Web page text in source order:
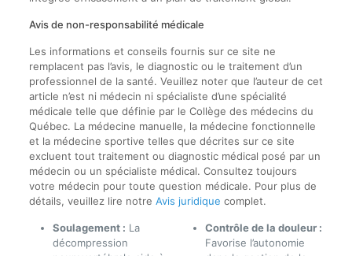
Avis de non-responsabilité médicale
Les informations et conseils fournis sur ce site ne
remplacent pas l’avis, le diagnostic ou le traitement d’un
professionnel de la santé. Veuillez noter que l’auteur de cet
article n’est ni médecin ni spécialiste d’une spécialité
médicale telle que définie par le Collège des médecins du
Québec. La médecine manuelle, la médecine fonctionnelle
et la médecine sportive telles que décrites sur ce site
excluent tout traitement ou diagnostic médical posé par un
médecin ou un spécialiste médical. Consultez toujours
votre médecin pour toute question médicale. Pour plus de
détails, veuillez lire notre Avis juridique complet.
Soulagement : La
décompression
Contrôle de la douleur :
Favorise l’autonomie